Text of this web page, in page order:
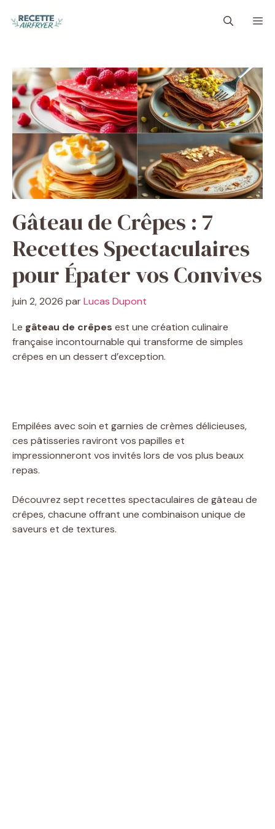
Gâteau de Crêpes : 7
Recettes Spectaculaires
pour Épater vos Convives
juin 2, 2026 parLucas Dupont
Le gâteau de crêpes est une création culinaire
française incontournable qui transforme de simples
crêpes en un dessert d’exception.
Empilées avec soin et garnies de crèmes délicieuses,
ces pâtisseries raviront vos papilles et
impressionneront vos invités lors de vos plus beaux
repas.
Découvrez sept recettes spectaculaires de gâteau de
crêpes, chacune offrant une combinaison unique de
saveurs et de textures.